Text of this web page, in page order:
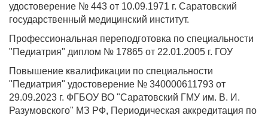
удостоверение № 443 от 10.09.1971 г. Саратовский
государственный медицинский институт.
Профессиональная переподготовка по специальности
"Педиатрия" диплом № 17865 от 22.01.2005 г. ГОУ
Повышение квалификации по специальности
"Педиатрия" удостоверение № 340000611793 от
29.09.2023 г. ФГБОУ ВО "Саратовский ГМУ им. В. И.
Разумовского" МЗ РФ, Периодическая аккредитация по